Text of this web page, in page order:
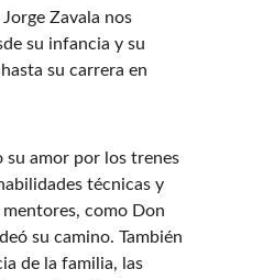
Zavala nos
su infancia y su
su carrera en
su amor por los trenes
técnicas y
como Don
su camino. También
de la familia, las